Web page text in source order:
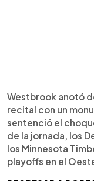
Westbrook anotó
recital con un
sentenció el
de la jornada, los
los Minnesota
playoffs en el